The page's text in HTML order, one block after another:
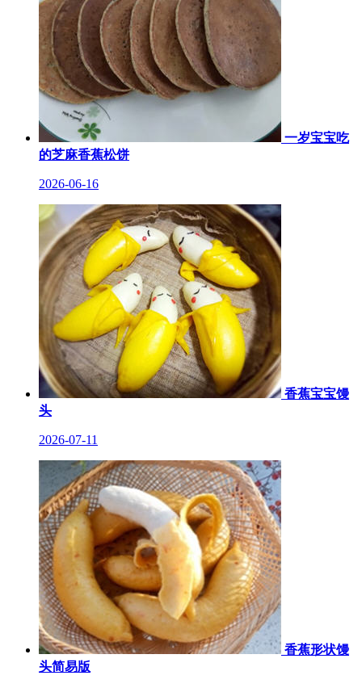
一岁宝宝吃
的芝麻香蕉松饼
2026-06-16
香蕉宝宝馒
头
2026-07-11
香蕉形状馒
头简易版